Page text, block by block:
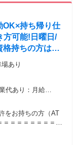
OK×持ち帰り仕
方可能!日曜日/
格持ちの方は給
無料駐車場あり
を超える残業代は
お持ちの方（月給
発達支援管理責任